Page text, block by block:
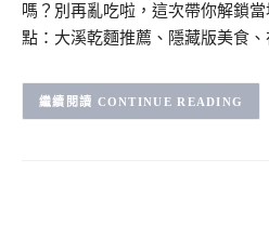
嗎？別再亂吃啦，這次帶你解鎖
點：大溪乾麵推薦、隱藏版美食
CONTINUE READING